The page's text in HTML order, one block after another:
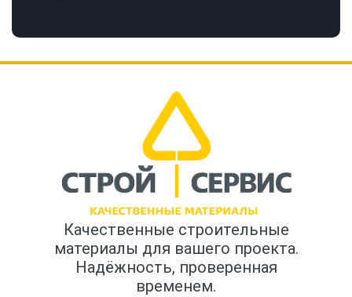
Качественные строительные
материалы для вашего проекта.
Надёжность, проверенная
временем.